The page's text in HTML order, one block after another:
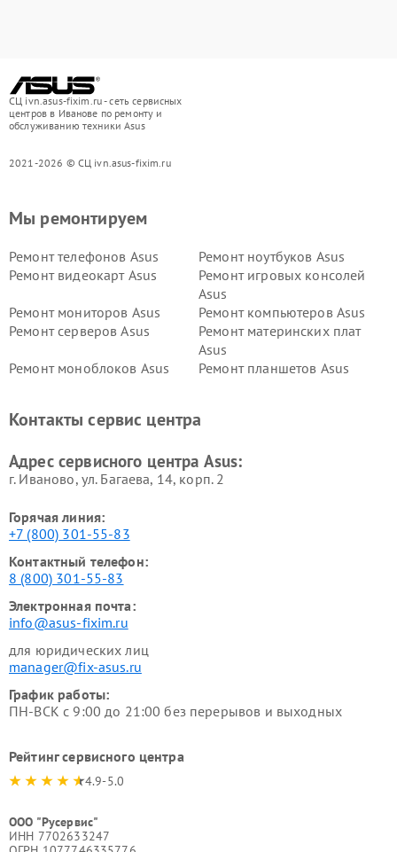
СЦ ivn.asus-fixim.ru - сеть сервисных
центров в Иванове по ремонту и
обслуживанию техники Asus
2021-2026 © СЦ ivn.asus-fixim.ru
Мы ремонтируем
Ремонт телефонов Asus
Ремонт ноутбуков Asus
Ремонт видеокарт Asus
Ремонт игровых консолей
Asus
Ремонт мониторов Asus
Ремонт компьютеров Asus
Ремонт серверов Asus
Ремонт материнских плат
Asus
Ремонт моноблоков Asus
Ремонт планшетов Asus
Контакты сервис центра
Адрес сервисного центра Asus:
г. Иваново, ул. Багаева, 14, корп. 2
Горячая линия:
+7 (800) 301-55-83
Контактный телефон:
8 (800) 301-55-83
Электронная почта:
info@asus-fixim.ru
для юридических лиц
manager@fix-asus.ru
График работы:
ПН-ВСК с 9:00 до 21:00 без перерывов и выходных
Рейтинг сервисного центра
4.9-5.0
ООО "Русервис"
ИНН 7702633247